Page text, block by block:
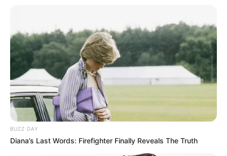
BUZZ DAY
Diana’s Last Words: Firefighter Finally Reveals The Truth